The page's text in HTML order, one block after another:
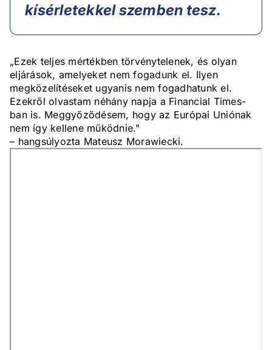
kísérletekkel szemben tesz.
„Ezek teljes mértékben törvénytelenek, és olyan
eljárások, amelyeket nem fogadunk el. Ilyen
megközelítéseket ugyanis nem fogadhatunk el.
Ezekről olvastam néhány napja a Financial Times-
ban is. Meggyőződésem, hogy az Európai Uniónak
nem így kellene működnie."
– hangsúlyozta Mateusz Morawiecki.